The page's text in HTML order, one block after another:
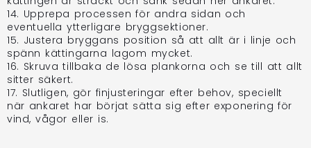
14. Upprepa processen för andra sidan och
eventuella ytterligare bryggsektioner.
15. Justera bryggans position så att allt är i linje och
spänn kättingarna lagom mycket.
16. Skruva tillbaka de lösa plankorna och se till att allt
sitter säkert.
17. Slutligen, gör finjusteringar efter behov, speciellt
när ankaret har börjat sätta sig efter exponering för
vind, vågor eller is.